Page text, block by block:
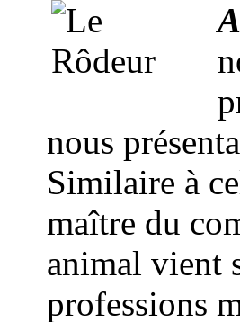
nous
Similaire à
maître du
animal vient
professions